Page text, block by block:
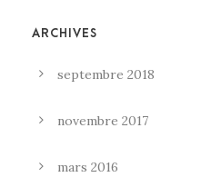
ARCHIVES
septembre 2018
novembre 2017
mars 2016